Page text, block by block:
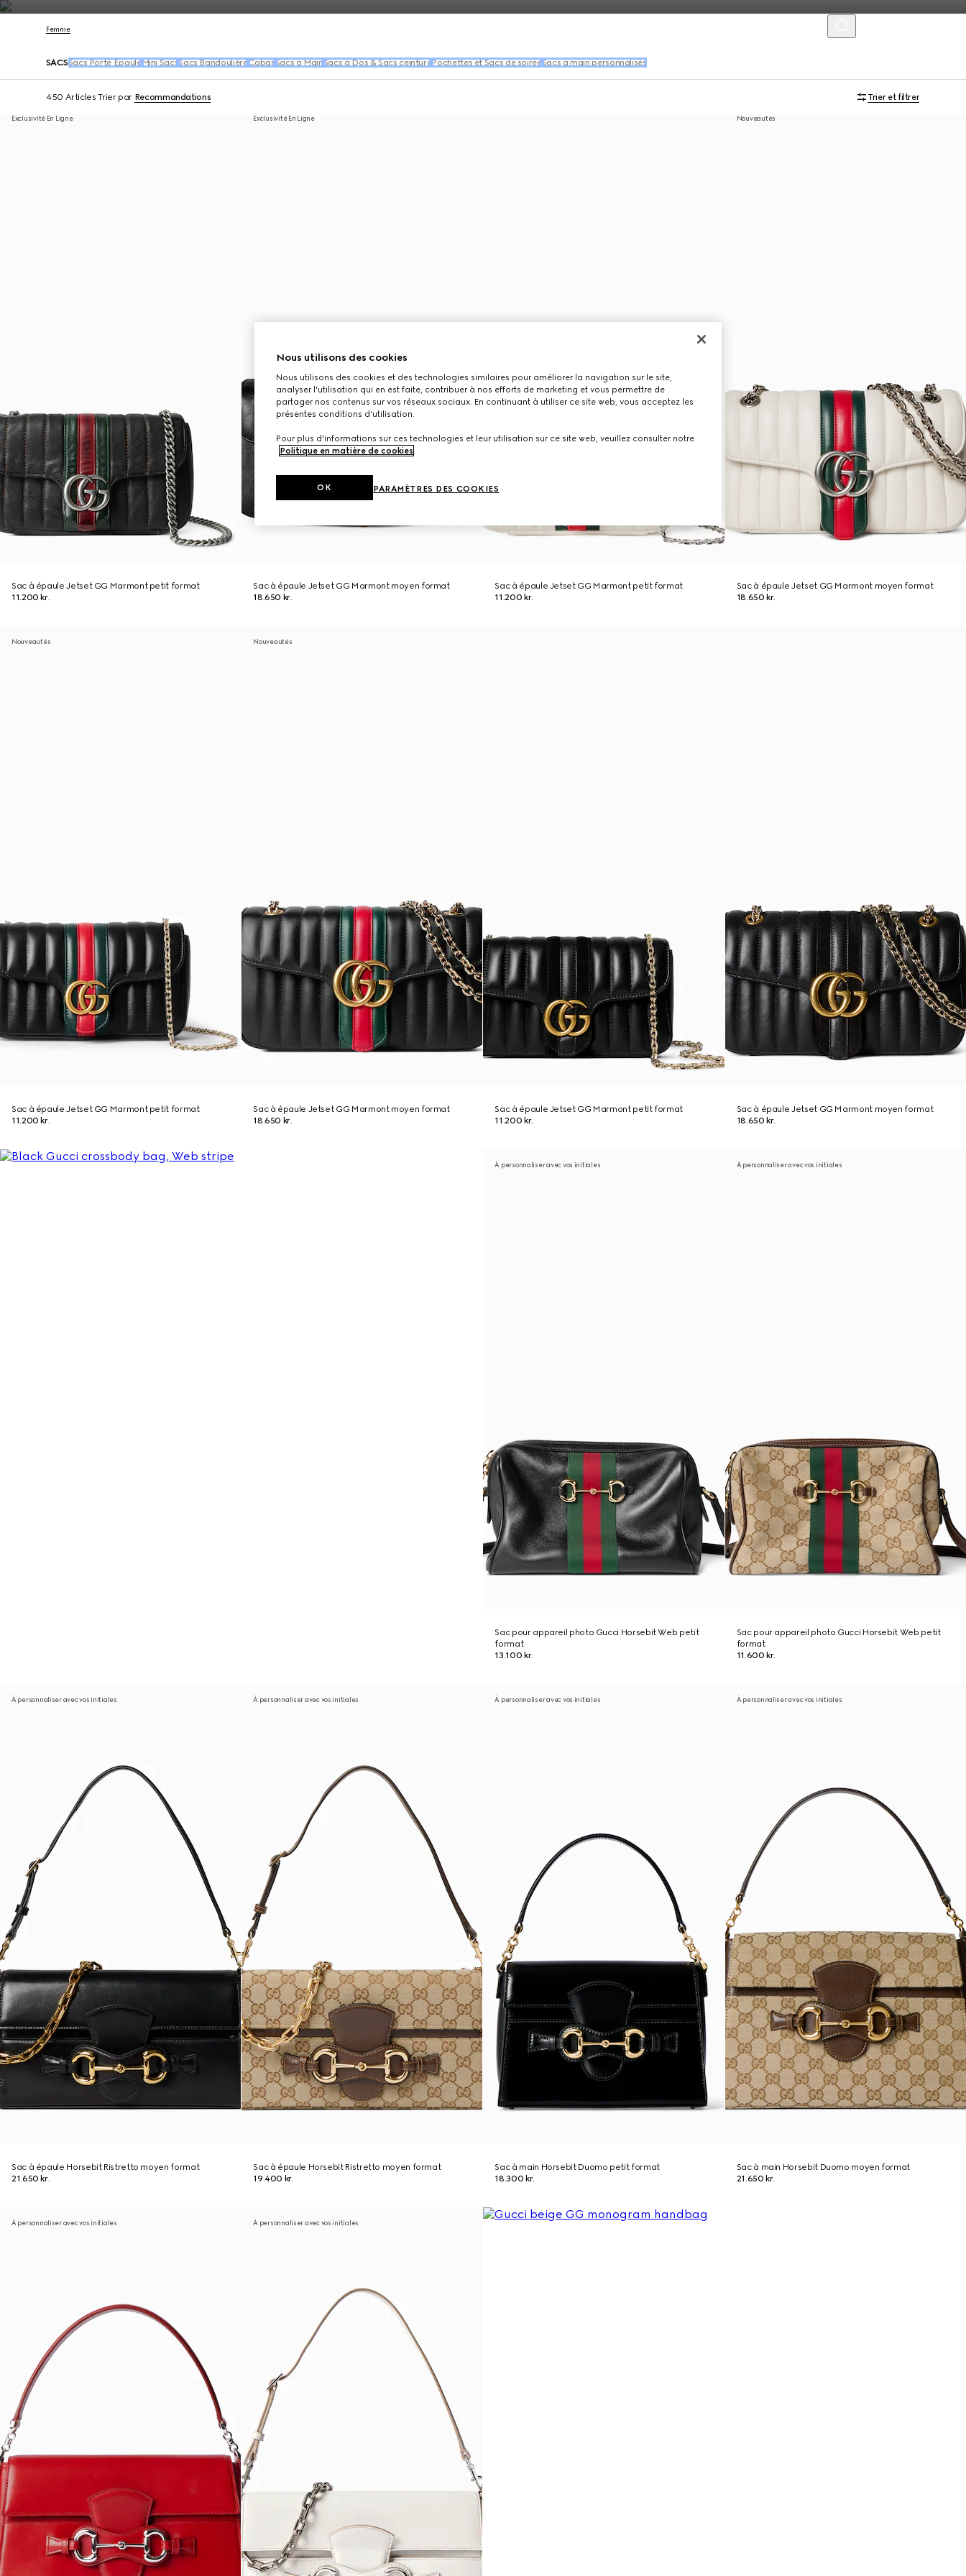
Nous Contacter
Femme
SACS Sacs Porté Épaule Mini Sacs Sacs Bandoulière Cabas Sacs à Main Sacs à Dos & Sacs ceinturePochettes et Sacs de soirée Sacs à main personnalisés
450 Articles Trier par Recommandations Trier et filtrer
Exclusivité En Ligne
Sac à épaule Jetset GG Marmont petit format
11.200 kr.
Exclusivité En Ligne
Sac à épaule Jetset GG Marmont moyen format
18.650 kr.
Sac à épaule Jetset GG Marmont petit format
11.200 kr.
Nouveautés
Sac à épaule Jetset GG Marmont moyen format
18.650 kr.
Nouveautés
Sac à épaule Jetset GG Marmont petit format
11.200 kr.
Nouveautés
Sac à épaule Jetset GG Marmont moyen format
18.650 kr.
Sac à épaule Jetset GG Marmont petit format
11.200 kr.
Sac à épaule Jetset GG Marmont moyen format
18.650 kr.
À personnaliser avec vos initiales
Sac pour appareil photo Gucci Horsebit Web petit
format
13.100 kr.
À personnaliser avec vos initiales
Sac pour appareil photo Gucci Horsebit Web petit
format
11.600 kr.
À personnaliser avec vos initiales
Sac à épaule Horsebit Ristretto moyen format
21.650 kr.
À personnaliser avec vos initiales
Sac à épaule Horsebit Ristretto moyen format
19.400 kr.
À personnaliser avec vos initiales
Sac à main Horsebit Duomo petit format
18.300 kr.
À personnaliser avec vos initiales
Sac à main Horsebit Duomo moyen format
21.650 kr.
À personnaliser avec vos initiales À personnaliser avec vos initiales
Nous utilisons des cookies
Nous utilisons des cookies et des technologies similaires pour améliorer la navigation sur le site,
analyser l'utilisation qui en est faite, contribuer à nos efforts de marketing et vous permettre de
partager nos contenus sur vos réseaux sociaux. En continuant à utiliser ce site web, vous acceptez les
présentes conditions d'utilisation.
Pour plus d'informations sur ces technologies et leur utilisation sur ce site web, veuillez consulter notre
Politique en matière de cookies.
PARAMÈTRES DES COOKIES
OK